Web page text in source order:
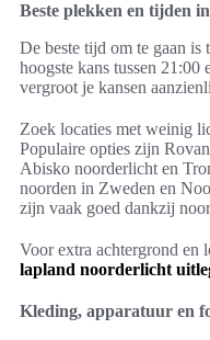
Beste plekken en tijden
De beste tijd om te gaan is
hoogste kans tussen 21:00
vergroot je kansen
Zoek locaties met weinig
Populaire opties zijn
Abisko noorderlicht en
noorden in Zweden en
zijn vaak goed dankzij
Voor extra achtergrond en
lapland noorderlicht
Kleding, apparatuur en